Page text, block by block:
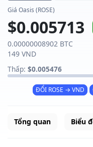
Giá Oasis (ROSE)
$0.005713
0.00000008902 BTC
149 VND
Thấp: $0.005476
ĐỔI ROSE → VND
Tổng quan Biểu